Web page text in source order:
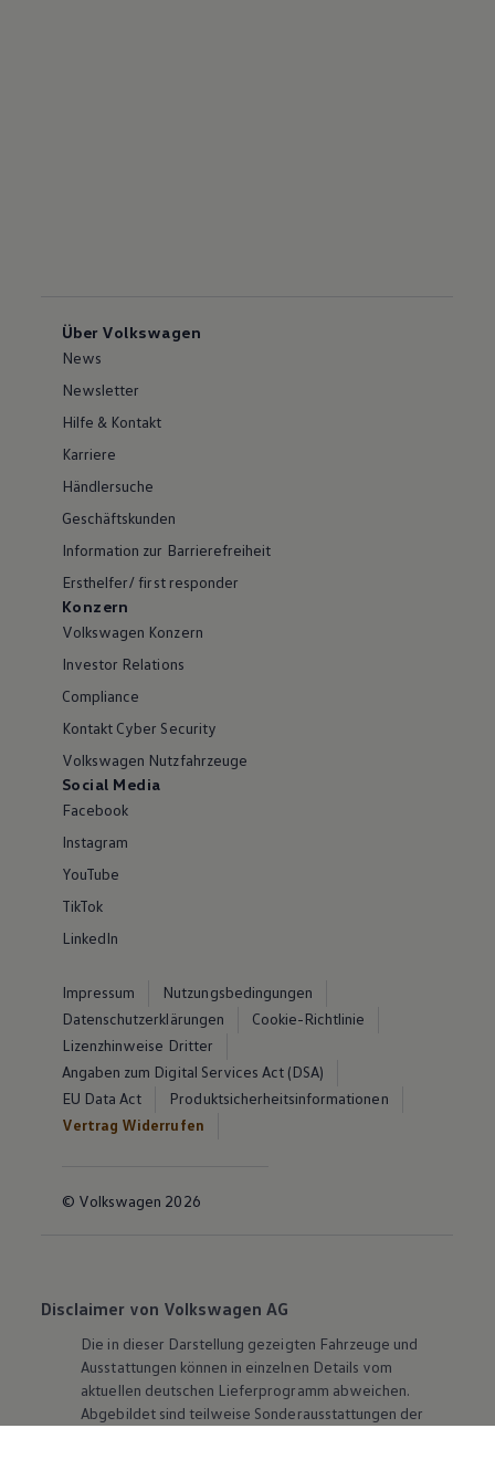
Über Volkswagen
News
Newsletter
Hilfe & Kontakt
Karriere
Händlersuche
Geschäftskunden
Information zur Barrierefreiheit
Ersthelfer/ first responder
Konzern
Volkswagen Konzern
Investor Relations
Compliance
Kontakt Cyber Security
Volkswagen Nutzfahrzeuge
Social Media
Facebook
Instagram
YouTube
TikTok
LinkedIn
Impressum
Nutzungsbedingungen
Datenschutzerklärungen
Cookie-Richtlinie
Lizenzhinweise Dritter
Angaben zum Digital Services Act (DSA)
EU Data Act
Produktsicherheitsinformationen
Vertrag Widerrufen
© Volkswagen 2026
Disclaimer von Volkswagen AG
Die in dieser Darstellung gezeigten Fahrzeuge und
Ausstattungen können in einzelnen Details vom
aktuellen deutschen Lieferprogramm abweichen.
Abgebildet sind teilweise Sonderausstattungen der